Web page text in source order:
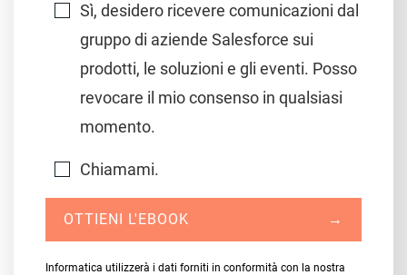
Sì, desidero ricevere comunicazioni dal
gruppo di aziende Salesforce sui
prodotti, le soluzioni e gli eventi. Posso
revocare il mio consenso in qualsiasi
momento.
Chiamami.
OTTIENI L'EBOOK →
Informatica utilizzerà i dati forniti in conformità con la nostra